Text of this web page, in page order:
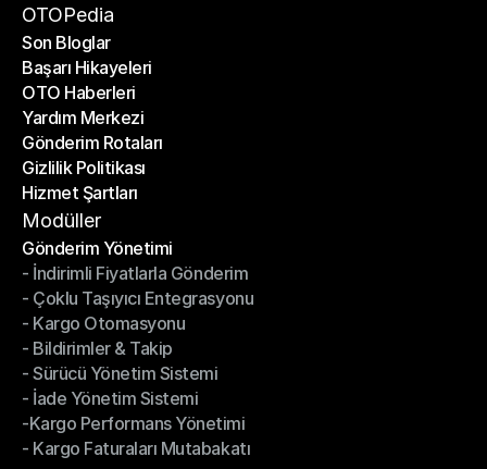
Bir Ortak Ol
OTOPedia
Son Bloglar
Son Bloglar
Başarı Hikayeleri
Başarı Hikayeleri
OTO Haberleri
OTO Haberleri
Yardım Merkezi
Yardım Merkezi
Gönderim Rotaları
Gönderim Rotaları
Gizlilik Politikası
Gizlilik Politikası
Hizmet Şartları
Hizmet Şartları
Modüller
Gönderim Yönetimi
Gönderim Yönetimi
- İndirimli Fiyatlarla Gönderim
- İndirimli Fiyatlarla Gönderim
- Çoklu Taşıyıcı Entegrasyonu
- Çoklu Taşıyıcı Entegrasyonu
- Kargo Otomasyonu
- Kargo Otomasyonu
- Bildirimler & Takip
- Bildirimler & Takip
- Sürücü Yönetim Sistemi
- Sürücü Yönetim Sistemi
- İade Yönetim Sistemi
- İade Yönetim Sistemi
-Kargo Performans Yönetimi
-Kargo Performans Yönetimi
- Kargo Faturaları Mutabakatı